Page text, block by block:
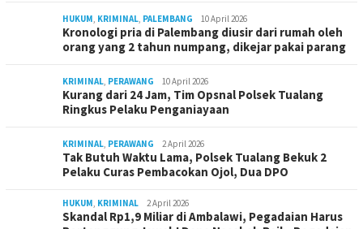
HUKUM, KRIMINAL, PALEMBANG 10 April 2026
Kronologi pria di Palembang diusir dari rumah oleh
orang yang 2 tahun numpang, dikejar pakai parang
KRIMINAL, PERAWANG 10 April 2026
Kurang dari 24 Jam, Tim Opsnal Polsek Tualang
Ringkus Pelaku Penganiayaan
KRIMINAL, PERAWANG 2 April 2026
Tak Butuh Waktu Lama, Polsek Tualang Bekuk 2
Pelaku Curas Pembacokan Ojol, Dua DPO
HUKUM, KRIMINAL 2 April 2026
Skandal Rp1,9 Miliar di Ambalawi, Pegadaian Harus